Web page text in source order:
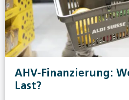
AHV-Finanzierung:
Last?